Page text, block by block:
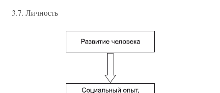
3.7. Личность